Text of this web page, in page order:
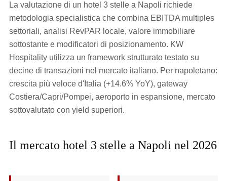
La valutazione di un hotel 3 stelle a Napoli richiede
metodologia specialistica che combina EBITDA multiples
settoriali, analisi RevPAR locale, valore immobiliare
sottostante e modificatori di posizionamento. KW
Hospitality utilizza un framework strutturato testato su
decine di transazioni nel mercato italiano. Per napoletano:
crescita più veloce d'Italia (+14.6% YoY), gateway
Costiera/Capri/Pompei, aeroporto in espansione, mercato
sottovalutato con yield superiori.
Il mercato hotel 3 stelle a Napoli nel 2026